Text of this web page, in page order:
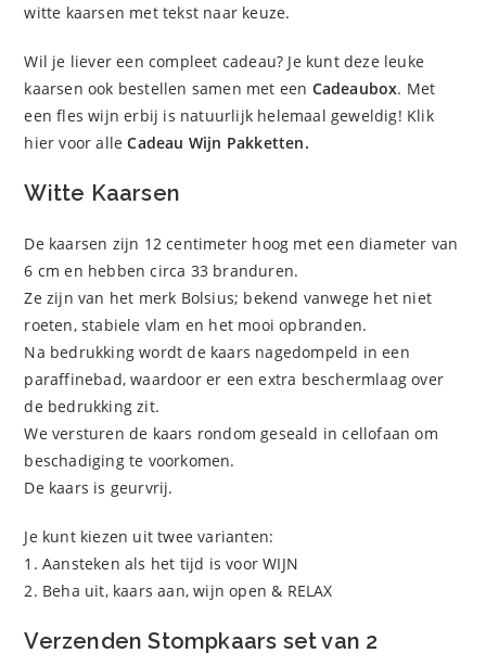
witte kaarsen met tekst naar keuze.
Wil je liever een compleet cadeau? Je kunt deze leuke
kaarsen ook bestellen samen met een Cadeaubox. Met
een fles wijn erbij is natuurlijk helemaal geweldig! Klik
hier voor alleCadeau Wijn Pakketten.
Witte Kaarsen
De kaarsen zijn 12 centimeter hoog met een diameter van
6 cm en hebben circa 33 branduren.
Ze zijn van het merk Bolsius; bekend vanwege het niet
roeten, stabiele vlam en het mooi opbranden.
Na bedrukking wordt de kaars nagedompeld in een
paraffinebad, waardoor er een extra beschermlaag over
de bedrukking zit.
We versturen de kaars rondom geseald in cellofaan om
beschadiging te voorkomen.
De kaars is geurvrij.
Je kunt kiezen uit twee varianten:
1. Aansteken als het tijd is voor WIJN
2. Beha uit, kaars aan, wijn open & RELAX
Verzenden Stompkaars set van 2